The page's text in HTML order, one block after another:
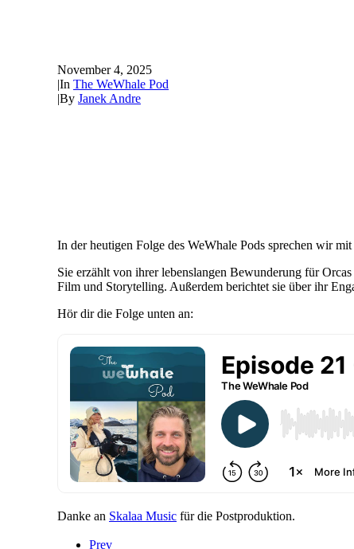
November 4, 2025
|In The WeWhale Pod
|By Janek Andre
In der heutigen Folge des WeWhale Pods sprechen wir
Sie erzählt von ihrer lebenslangen Bewunderung für
Film und Storytelling. Außerdem berichtet sie über ihr
Hör dir die Folge unten an:
Danke an Skalaa Music für die Postproduktion.
Prev